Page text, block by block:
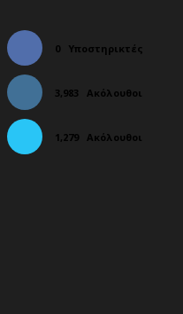
0 Υποστηρικτές
3,983 Ακόλουθοι
1,279 Ακόλουθοι